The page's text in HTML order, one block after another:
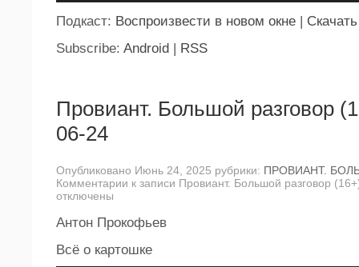
Подкаст: Воспроизвести в новом окне
Скачать
Subscribe: Android RSS
Провиант. Большой разговор
06-24
Опубликовано Июнь 24, 2025 рубрики: ПРОВИАНТ.
Комментарии к записи Провиант. Большой разговор
отключены
Антон Прокофьев
Всё о картошке